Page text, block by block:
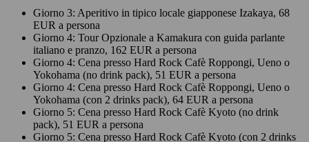
Giorno 3: Aperitivo in tipico locale giapponese Izakaya, 68
EUR a persona
Giorno 4: Tour Opzionale a Kamakura con guida parlante
italiano e pranzo, 162 EUR a persona
Giorno 4: Cena presso Hard Rock Cafè Roppongi, Ueno o
Yokohama (no drink pack), 51 EUR a persona
Giorno 4: Cena presso Hard Rock Cafè Roppongi, Ueno o
Yokohama (con 2 drinks pack), 64 EUR a persona
Giorno 5: Cena presso Hard Rock Cafè Kyoto (no drink
pack), 51 EUR a persona
Giorno 5: Cena presso Hard Rock Cafè Kyoto (con 2 drinks